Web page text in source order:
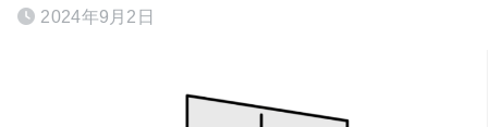
2024年9月2日